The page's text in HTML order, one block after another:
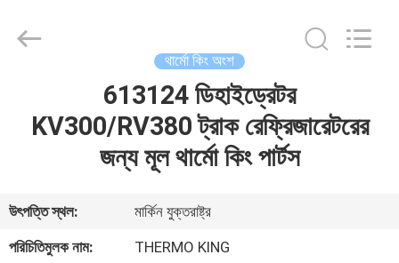
আমাদের
সম্বন্ধে
INDUSTRY
থার্মো কিং অংশ
613124 ডিহাইড্রেটর
KV300/RV380 ট্রাক রেফ্রিজারেটরের
জন্য মূল থার্মো কিং পার্টস
উৎপত্তি স্থল:
মার্কিন যুক্তরাষ্ট্র
পরিচিতিমুলক নাম:
THERMO KING